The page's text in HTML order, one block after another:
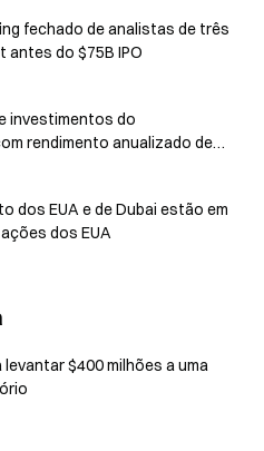
fechado de analistas de três
antes do $75B IPO
investimentos do
rendimento anualizado de
dos EUA e de Dubai estão em
dos EUA
milhões a uma